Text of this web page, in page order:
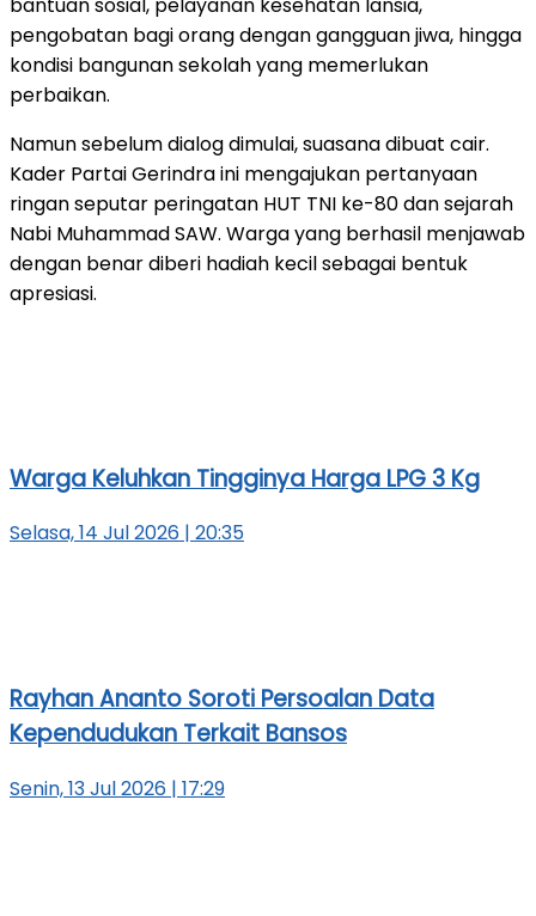
pengobatan bagi orang dengan gangguan jiwa, hingga
kondisi bangunan sekolah yang memerlukan
perbaikan.
Namun sebelum dialog dimulai, suasana dibuat cair.
Kader Partai Gerindra ini mengajukan pertanyaan
ringan seputar peringatan HUT TNI ke-80 dan sejarah
Nabi Muhammad SAW. Warga yang berhasil menjawab
dengan benar diberi hadiah kecil sebagai bentuk
apresiasi.
Warga Keluhkan Tingginya Harga LPG 3 Kg
Selasa, 14 Jul 2026 | 20:35
Rayhan Ananto Soroti Persoalan Data
Kependudukan Terkait Bansos
Senin, 13 Jul 2026 | 17:29